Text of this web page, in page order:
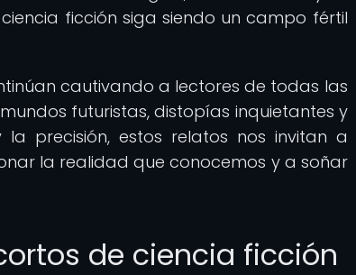
ficción siga siendo un campo fértil
cautivando a lectores de todas las
futuristas, distopías inquietantes y
precisión, estos relatos nos invitan a
la realidad que conocemos y a soñar
de ciencia ficción